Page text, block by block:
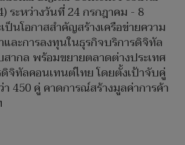
ระหว่างวันที่ 24 กรกฎาคม - 8
ป็นโอกาสสำคัญสร้างเครือข่ายความ
ละการลงทุนในธุรกิจบริการดิจิทัล
ากล พร้อมขยายตลาดต่างประเทศ
จิทัลคอนเทนต์ไทย โดยตั้งเป้าจับคู่
า 450 คู่ คาดการณ์สร้างมูลค่าการค้า